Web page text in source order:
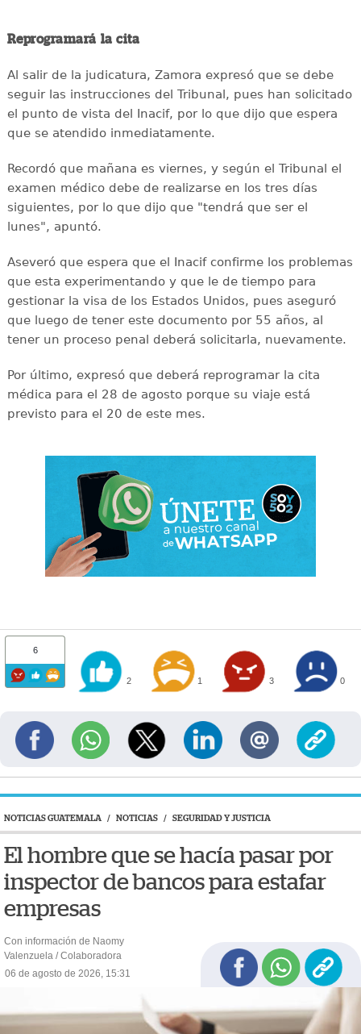
Reprogramará la cita
Al salir de la judicatura, Zamora expresó que se debe
seguir las instrucciones del Tribunal, pues han solicitado
el punto de vista del Inacif, por lo que dijo que espera
que se atendido inmediatamente.
Recordó que mañana es viernes, y según el Tribunal el
examen médico debe de realizarse en los tres días
siguientes, por lo que dijo que "tendrá que ser el
lunes", apuntó.
Aseveró que espera que el Inacif confirme los problemas
que esta experimentando y que le de tiempo para
gestionar la visa de los Estados Unidos, pues aseguró
que luego de tener este documento por 55 años, al
tener un proceso penal deberá solicitarla, nuevamente.
Por último, expresó que deberá reprogramar la cita
médica para el 28 de agosto porque su viaje está
previsto para el 20 de este mes.
6
2 1 3 0
NOTICIAS GUATEMALA / NOTICIAS / SEGURIDAD Y JUSTICIA
El hombre que se hacía pasar por
inspector de bancos para estafar
empresas
Con información de Naomy
Valenzuela / Colaboradora
06 de agosto de 2026, 15:31